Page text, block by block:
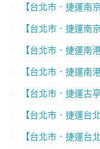
【台北市．捷運南
【台北市．捷運南
【台北市．捷運南
【台北市．捷運南
【台北市．捷運古亭
【台北市．捷運台
【台北市．捷運台